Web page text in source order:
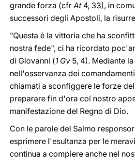
grande forza (cfrAt4, 33), in
successori degli Apostoli, la
"Questa è la vittoria che ha
nostra fede", ci ha ricordato
di Giovanni (1 Gv 5, 4). Mediante
nell'osservanza dei
chiamati a sconfiggere le forze
preparare fin d'ora col nostro
manifestazione del Regno di Dio.
Con le parole del Salmo
esprimere l'esultanza per le
continua a compiere anche nel